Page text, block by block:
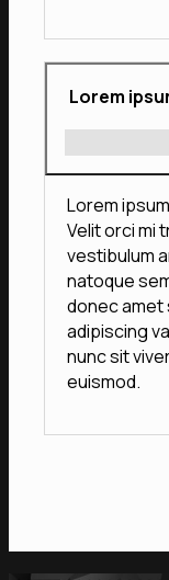
Lorem
Lorem
Velit orci mi
vestibulum
natoque
donec amet
adipiscing
nunc sit
euismod.